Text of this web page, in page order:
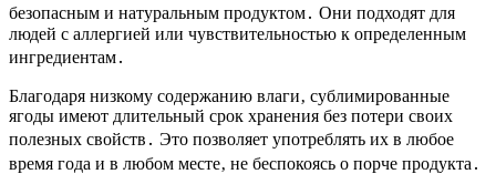
безопасным и натуральным продуктом․ Они подходят для
людей с аллергией или чувствительностью к определенным
ингредиентам․
Благодаря низкому содержанию влаги‚ сублимированные
ягоды имеют длительный срок хранения без потери своих
полезных свойств․ Это позволяет употреблять их в любое
время года и в любом месте‚ не беспокоясь о порче продукта․